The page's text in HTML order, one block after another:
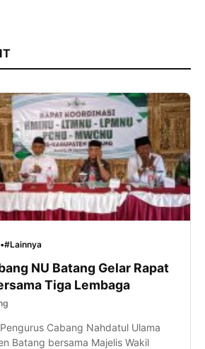
•#Lainnya
NU Batang Gelar Rapat
Tiga Lembaga
Cabang Nahdatul Ulama
Batang bersama Majelis Wakil